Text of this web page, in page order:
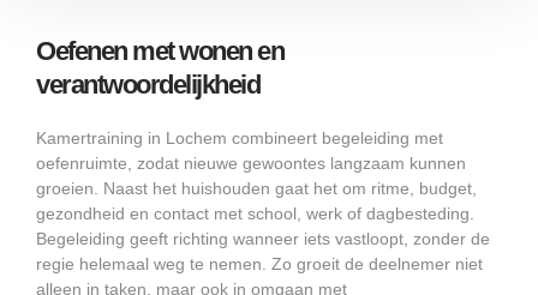
Oefenen met wonen en
verantwoordelijkheid
Kamertraining in Lochem combineert begeleiding met
oefenruimte, zodat nieuwe gewoontes langzaam kunnen
groeien. Naast het huishouden gaat het om ritme, budget,
gezondheid en contact met school, werk of dagbesteding.
Begeleiding geeft richting wanneer iets vastloopt, zonder de
regie helemaal weg te nemen. Zo groeit de deelnemer niet
alleen in taken, maar ook in omgaan met